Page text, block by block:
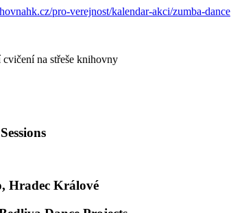
pro-verejnost/kalendar-akci/zumba-dance
Hradec Králové